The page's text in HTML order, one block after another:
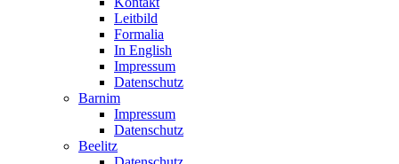
Leitbild
Formalia
In English
Impressum
Datenschutz
Barnim
Impressum
Datenschutz
Beelitz